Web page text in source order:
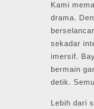
Kami
drama.
sekadar
imersif.
bermain
detik.
Lebih dari